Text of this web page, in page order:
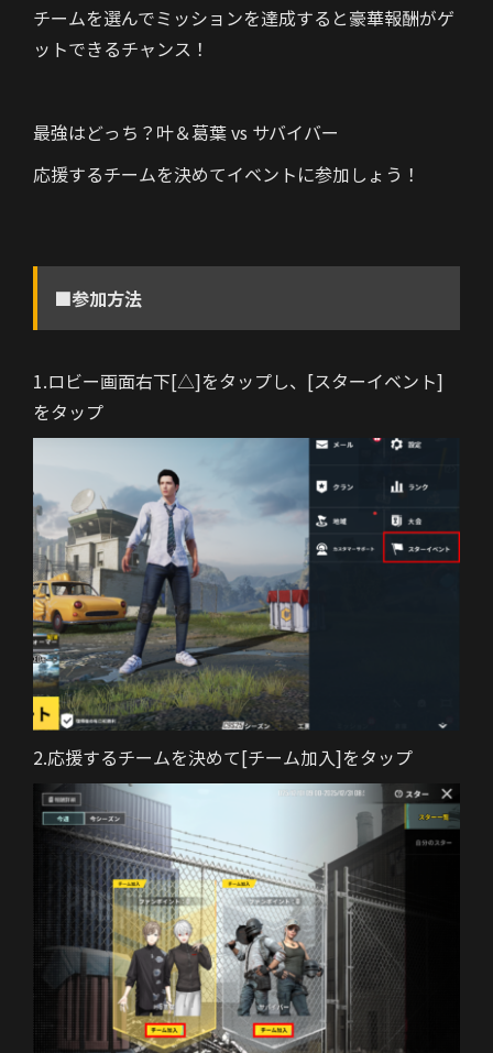
チームを選んでミッションを達成すると豪華報酬がゲ
ットできるチャンス！
最強はどっち？叶＆葛葉 vs サバイバー
応援するチームを決めてイベントに参加しょう！
■参加方法
1.ロビー画面右下[△]をタップし、[スターイベント]
をタップ
2.応援するチームを決めて[チーム加入]をタップ